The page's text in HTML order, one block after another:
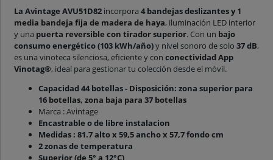
La Avintage AVU51D82 incorpora 4 bandejas deslizantes y 1
media bandeja fija de madera de haya, iluminación LED interior
y una puerta reversible con tirador superior. Con un bajo
consumo energético (103 kWh/año)y nivel sonoro de solo 37 dB,
es una vinoteca silenciosa, eficiente y con conectividad App
Vinotag®, ideal para gestionar tu colección desde el móvil.
Capacidad 44 botellas - Disposición: zona superior para
16 botellas, zona baja para 37 botellas
Marca : Avintage
Encastrable o de libre instalacion
Medidas : 81.7 alto x 59,5 ancho x 57,7 fondo cm
2 zonas de temperatura
Superior (de 5° a 12°C)